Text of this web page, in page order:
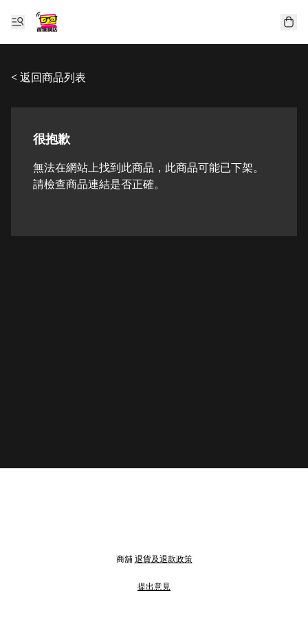
< 返回商品列表
很抱歉
無法在網站上找到此商品，此商品可能已下架。
請檢查商品連結是否正確。
商舖退貨及退款政策
提出意見